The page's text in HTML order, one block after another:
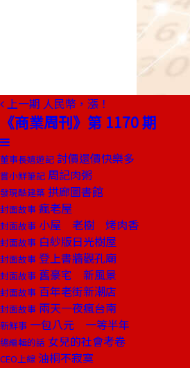
上一期 人民幣，漲！
《商業周刊》第 1170 期
董事長嬉遊記 討價還價快樂多
嘗小鮮筆記 周記肉粥
發現酷建築 拱廊圖書館
封面故事 瘋老屋
封面故事 小屋 老樹 烤肉香
封面故事 白紗版日光樹屋
封面故事 登上書牆觀孔廟
封面故事 舊豪宅 新風景
封面故事 百年老街新潮店
封面故事 兩天一夜瘋台南
新鮮事 一包八元 一等半年
總編輯的話 女兒的社會考卷
CEO上線 油桐不寂寞